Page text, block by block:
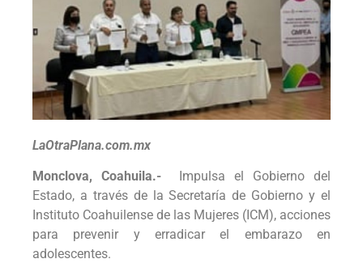
LaOtraPlana.com.mx
Monclova, Coahuila.-
Impulsa el Gobierno del
Estado, a través de la Secretaría de Gobierno y el
Instituto Coahuilense de las Mujeres (ICM), acciones
para prevenir y erradicar el embarazo en
adolescentes.